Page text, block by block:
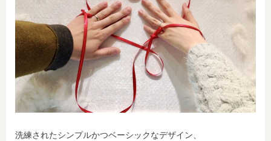
洗練されたシンプルかつベーシックなデザイン、